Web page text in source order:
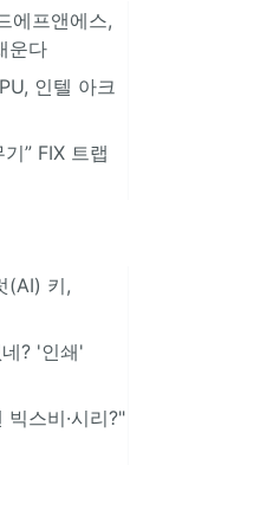
에프앤에스,
운다
인텔 아크
” FIX 트랩
(AI) 키,
? '인쇄'
스비·시리?"